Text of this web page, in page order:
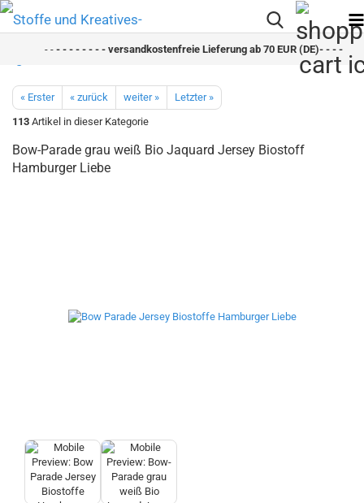
- - - - - - - - versandkostenfreie Lieferung ab 70 EUR (DE)- - - - - - -
« Erster « zurück weiter »
Letzter »
113 Artikel in dieser Kategorie
Bow-Parade grau weiß Bio Jaquard Jersey Biostoff
Hamburger Liebe